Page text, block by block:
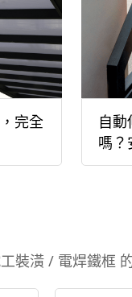
完全
自
嗎？
裝潢 / 電焊鐵框